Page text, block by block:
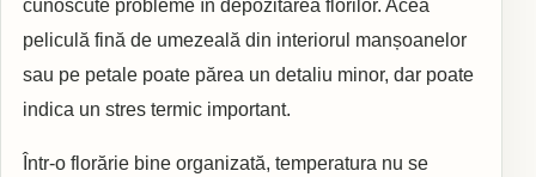
cunoscute probleme în depozitarea florilor. Acea
peliculă fină de umezeală din interiorul manșoanelor
sau pe petale poate părea un detaliu minor, dar poate
indica un stres termic important.
Într-o florărie bine organizată, temperatura nu se